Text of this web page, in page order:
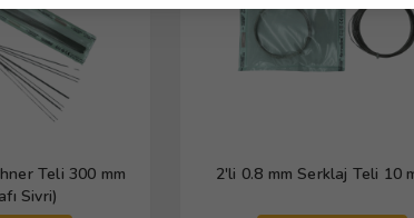
Teli 300 mm
Sivri)
2'li 0.8 mm Serklaj Teli 10